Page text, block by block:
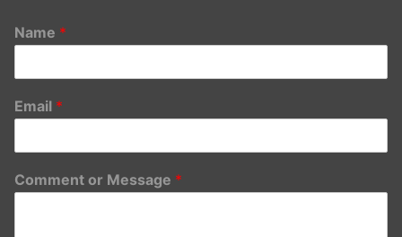
Name *
Email *
Comment or Message *